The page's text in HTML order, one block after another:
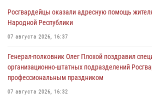
Росгвардейцы оказали адресную помощь
Народной Республики
07 августа 2026, 16:37
Генерал-полковник Олег Плохой поздравил
организационно-штатных подразделений
профессиональным праздником
07 августа 2026, 16:32